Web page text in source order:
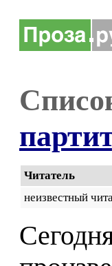
Читатель
неизвестный